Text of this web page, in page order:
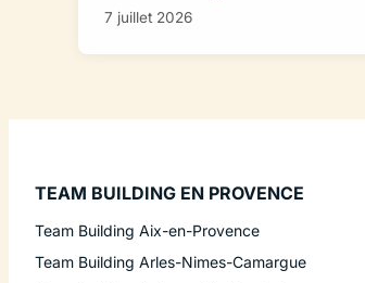
7 juillet 2026
TEAM BUILDING EN PROVENCE
Team Building Aix-en-Provence
Team Building Arles-Nimes-Camargue